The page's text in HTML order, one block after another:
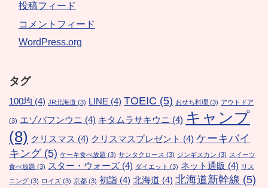
投稿フィード
コメントフィード
WordPress.org
タグ
100均 (4) JR北海道 (3) LINE (4) TOEIC (5) おせち料理 (3) アウトドア
(3) エゾバフンウニ (4) キタムラサキウニ (4) キャンプ
(8) クリスマス (4) クリスマスプレゼント (4) ケーキバイ
キング(5) ケーキ食べ放題 (3) サンタクロース (3) ジンギスカン (3) スイーツ
食べ放題 (3) スター・ウォーズ (4) ダイエット (3) ネット通販 (4) リス
ニング (3) ロイズ (3) 京都 (3) 初詣 (4) 北海道 (4) 北海道新幹線 (5)